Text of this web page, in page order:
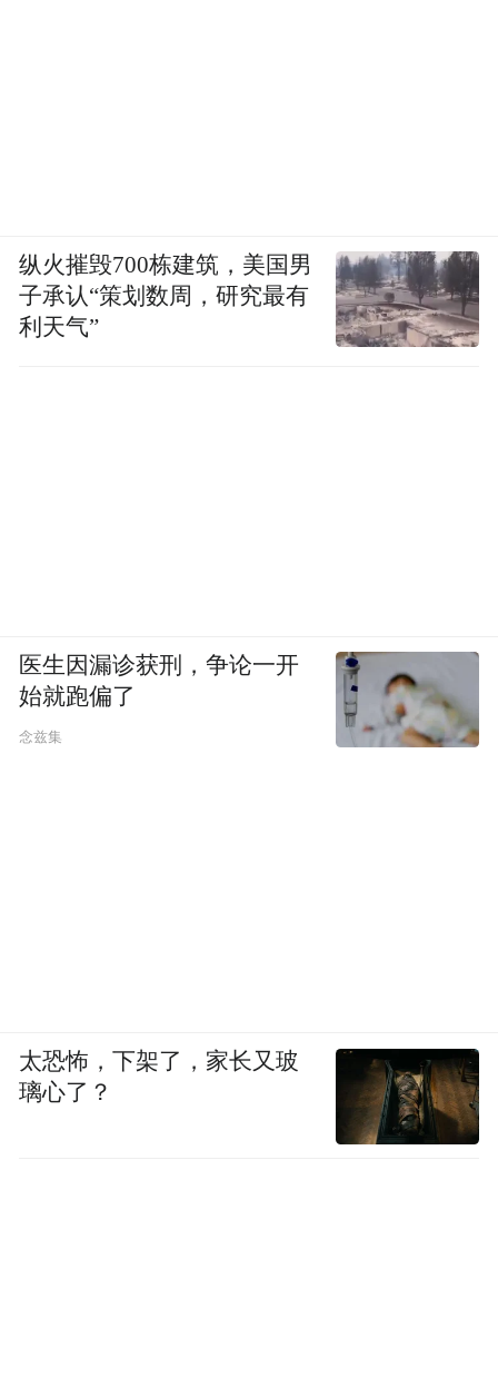
纵火摧毁700栋建筑，美国男
子承认“策划数周，研究最有
利天气”
医生因漏诊获刑，争论一开
始就跑偏了
念兹集
太恐怖，下架了，家长又玻
璃心了？